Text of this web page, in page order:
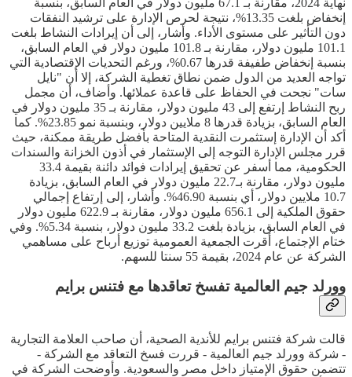
إنخفاض بلغت 13.35%، نتيجة لحرص الإدارة على ترشيد النفقات
دون التأثير على مستوى الأداء. وأشار، إلى أن إيرادات النشاط بلغت
101.1 مليون دولار، مقارنة بـ 101.8 مليون دولار في العام السابق،
بنسبة إنخفاض طفيفة قدرها 0.67%، ورغم التحديات الإقتصادية التي
تواجه العديد من الدول ضمن نطاق تغطية الشركة، إلا أن "نايل
سات" نجحت في الحفاظ على قاعدة عملائها. وأضاف، أن مجمل
ربح النشاط إرتفع إلى 43 مليون دولار، مقارنة بـ 35 مليون دولار في
العام السابق، بزيادة قدرها 8 ملايين دولار، وبنسبة نمو 23.85%. كما
أكد أن الإدارة إستثمرت النقدية المتاحة بأفضل طريقة ممكنة، حيث
قرر مجلس الإدارة التوجه إلى الإستثمار في أذون الخزانة والسندات
الحكومية، مما أسفر عن تحقيق إيرادات فوائد دائنة بقيمة 33.4
مليون دولار، مقارنة بـ22.7 مليون دولار في العام السابق، بزيادة
10.7 ملايين دولار، أي بنسبة 46.90%. وأشار، إلى إرتفاع إجمالي
حقوق الملكية إلى 656.1 مليون دولار، مقارنة بـ 622.9 مليون دولار
في العام السابق، بزيادة بلغت 33.2 مليون دولار، بنسبة 5.34%. وفي
ختام الإجتماع، أقرت الجمعية العمومية توزيع أرباح على مساهمي
الشركة عن عام 2024، بقيمة 55 سنتا للسهم.
وورلد جيم العالمية تفسخ تعاقدها مع فتنس برايم
قالت شركة فتنس برايم للأندية الصحية، أن صاحب العلامة التجارية
- شركة وورلد جيم العالمية - قررت فسخ التعاقد مع الشركة -
تتضمن حقوق الإمتياز داخل مصر والسعودية. وأوضحت الشركة في